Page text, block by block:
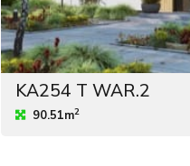
KA254 T WAR.2
90.51m2